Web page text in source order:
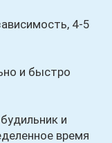
4-5
и быстро
и
время